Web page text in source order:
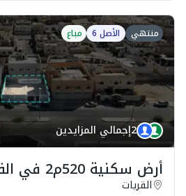
منتهي الأصل 6 مباع
2إجمالي المزايدين
أرض سكنية 520م2 في القريات
القريات